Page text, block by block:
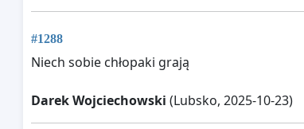
#1288
Niech sobie chłopaki grają
Darek Wojciechowski (Lubsko, 2025-10-23)